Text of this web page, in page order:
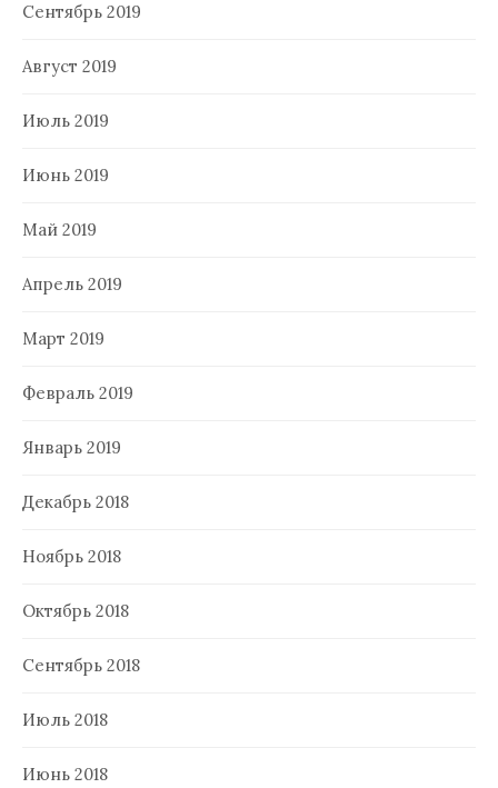
Сентябрь 2019
Август 2019
Июль 2019
Июнь 2019
Май 2019
Апрель 2019
Март 2019
Февраль 2019
Январь 2019
Декабрь 2018
Ноябрь 2018
Октябрь 2018
Сентябрь 2018
Июль 2018
Июнь 2018